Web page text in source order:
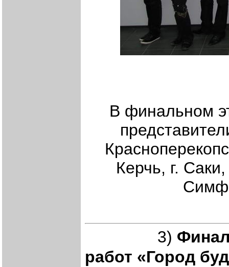
В финальном
Керчь, г.
3)
работ «Город